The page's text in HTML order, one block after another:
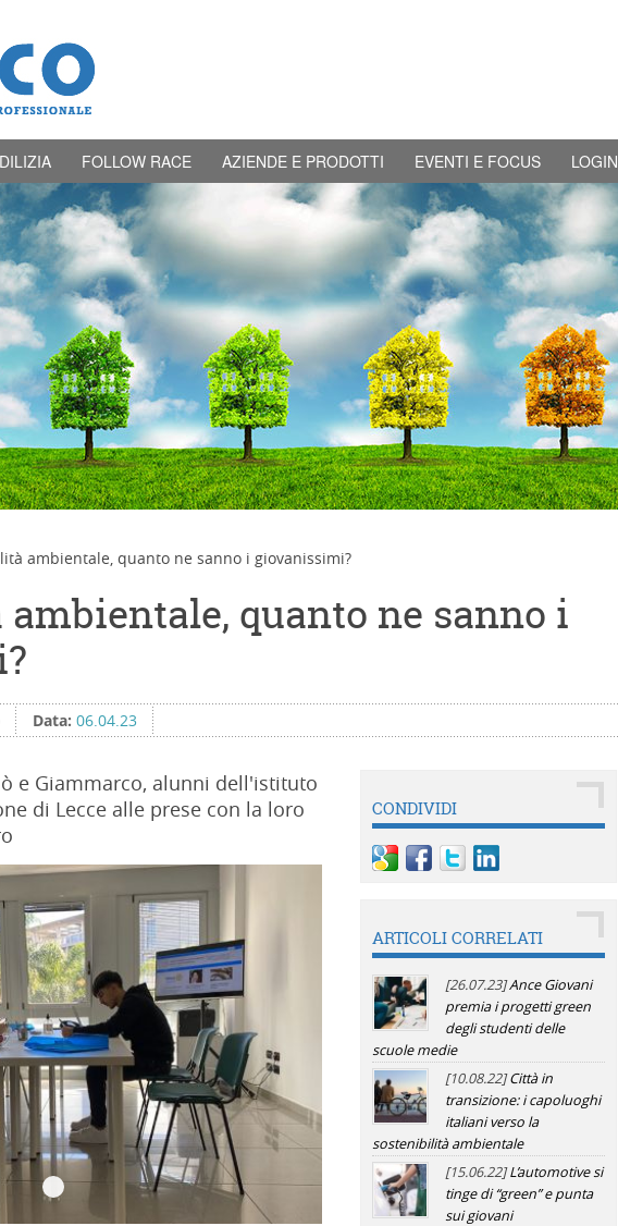
FOLLOW RACE AZIENDE E PRODOTTI EVENTI E FOCUS LOGIN
ambientale, quanto ne sanno i giovanissimi?
quanto ne sanno i
Data: 06.04.23
e Giammarco, alunni dell'istituto
di Lecce alle prese con la loro
CONDIVIDI
ARTICOLI CORRELATI
[26.07.23]Ance Giovani
premia i progetti green
degli studenti delle
scuole medie
[10.08.22]Città in
transizione: i capoluoghi
italiani verso la
sostenibilità ambientale
[15.06.22]L’automotive si
tinge di “green” e punta
sui giovani